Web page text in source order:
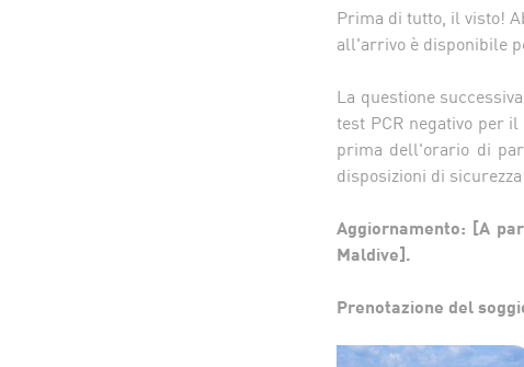
Prima di tutto, il visto!
all'arrivo è disponibile
La questione
test PCR negativo per
prima dell'orario di
disposizioni di
Aggiornamento: [A
Maldive].
Prenotazione del